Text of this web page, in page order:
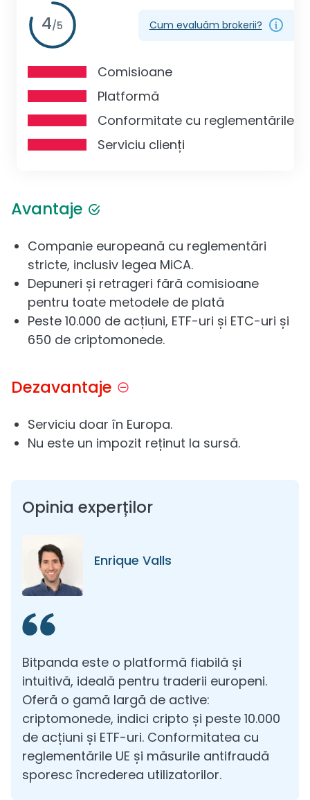
4/5 Cum evaluăm brokerii?
Comisioane
Platformă
Conformitate cu reglementările
Serviciu clienți
Avantaje
Companie europeană cu reglementări
stricte, inclusiv legea MiCA.
Depuneri și retrageri fără comisioane
pentru toate metodele de plată
Peste 10.000 de acțiuni, ETF-uri și ETC-uri și
650 de criptomonede.
Dezavantaje
Serviciu doar în Europa.
Nu este un impozit reținut la sursă.
Opinia experților
Enrique Valls
Bitpanda este o platformă fiabilă și
intuitivă, ideală pentru traderii europeni.
Oferă o gamă largă de active:
criptomonede, indici cripto și peste 10.000
de acțiuni și ETF-uri. Conformitatea cu
reglementările UE și măsurile antifraudă
sporesc încrederea utilizatorilor.